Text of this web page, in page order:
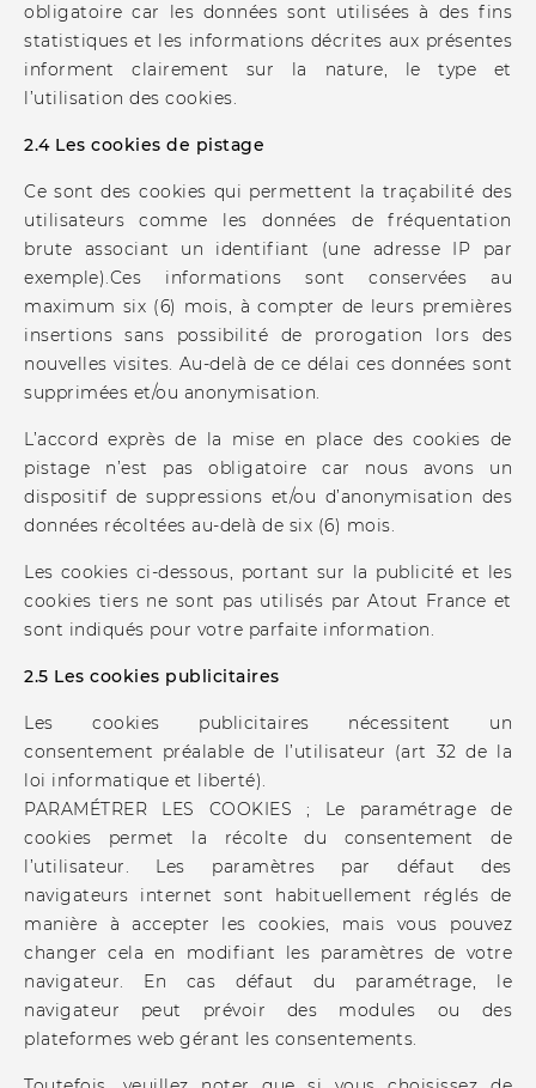
obligatoire car les données sont utilisées à des fins
statistiques et les informations décrites aux présentes
informent clairement sur la nature, le type et
l’utilisation des cookies.
2.4 Les cookies de pistage
Ce sont des cookies qui permettent la traçabilité des
utilisateurs comme les données de fréquentation
brute associant un identifiant (une adresse IP par
exemple).Ces informations sont conservées au
maximum six (6) mois, à compter de leurs premières
insertions sans possibilité de prorogation lors des
nouvelles visites. Au-delà de ce délai ces données sont
supprimées et/ou anonymisation.
L’accord exprès de la mise en place des cookies de
pistage n’est pas obligatoire car nous avons un
dispositif de suppressions et/ou d’anonymisation des
données récoltées au-delà de six (6) mois.
Les cookies ci-dessous, portant sur la publicité et les
cookies tiers ne sont pas utilisés par Atout France et
sont indiqués pour votre parfaite information.
2.5 Les cookies publicitaires
Les cookies publicitaires nécessitent un
consentement préalable de l’utilisateur (art 32 de la
loi informatique et liberté).
PARAMÉTRER LES COOKIES ; Le paramétrage de
cookies permet la récolte du consentement de
l’utilisateur. Les paramètres par défaut des
navigateurs internet sont habituellement réglés de
manière à accepter les cookies, mais vous pouvez
changer cela en modifiant les paramètres de votre
navigateur. En cas défaut du paramétrage, le
navigateur peut prévoir des modules ou des
plateformes web gérant les consentements.